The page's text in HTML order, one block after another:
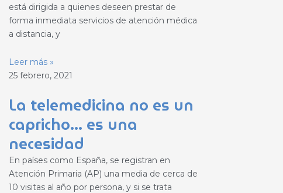
está dirigida a quienes deseen prestar de
forma inmediata servicios de atención médica
a distancia, y
Leer más »
25 febrero, 2021
La telemedicina no es un
capricho… es una
necesidad
En países como España, se registran en
Atención Primaria (AP) una media de cerca de
10 visitas al año por persona, y si se trata